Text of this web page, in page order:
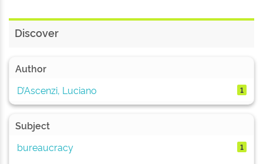
Discover
Author
D’Ascenzi, Luciano
1
Subject
bureaucracy
1